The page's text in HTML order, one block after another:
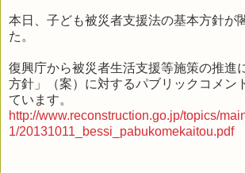
本日、子ども被災者支援法の基本方針が
た。
復興庁から被災者生活支援等施策の推進
方針」（案）に対するパブリックコメン
ています。
http://www.reconstruction.go.jp/topics/
1/20131011_bessi_pabukomekaitou.pdf